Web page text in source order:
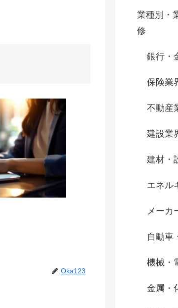
Oka123
業種別・
修
銀行・
保険業
不動産
建設業
建材・
エネル
メーカ
自動車
機械・
金属・